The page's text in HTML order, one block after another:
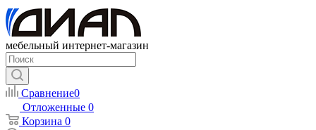
мебельный интернет-магазин
Сравнение0
Отложенные 0
Корзина 0